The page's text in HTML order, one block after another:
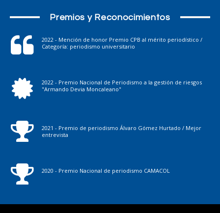
Premios y Reconocimientos
2022 - Mención de honor Premio CPB al mérito periodístico /
Categoría: periodismo universitario
2022 - Premio Nacional de Periodismo a la gestión de riesgos
"Armando Devia Moncaleano"
2021 - Premio de periodismo Álvaro Gómez Hurtado / Mejor
entrevista
2020 - Premio Nacional de periodismo CAMACOL